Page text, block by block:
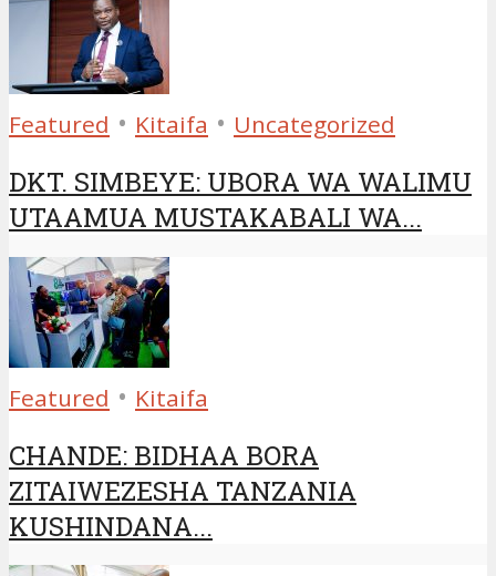
Featured • Kitaifa • Uncategorized
DKT. SIMBEYE: UBORA WA WALIMU
UTAAMUA MUSTAKABALI WA...
Featured • Kitaifa
CHANDE: BIDHAA BORA
ZITAIWEZESHA TANZANIA
KUSHINDANA...